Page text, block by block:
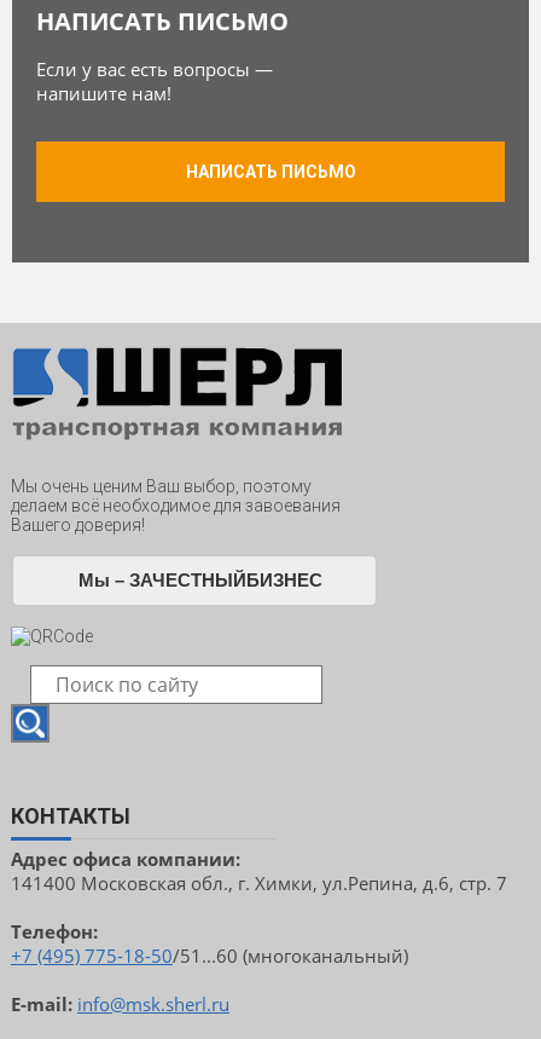
НАПИСАТЬ ПИСЬМО
Если у вас есть вопросы —
напишите нам!
НАПИСАТЬ ПИСЬМО
Мы очень ценим Ваш выбор, поэтому
делаем всё необходимое для завоевания
Вашего доверия!
Мы – ЗАЧЕСТНЫЙБИЗНЕС
КОНТАКТЫ
Адрес офиса компании:
141400 Московская обл., г. Химки, ул.Репина, д.6, стр. 7
Телефон:
+7 (495) 775-18-50/51...60 (многоканальный)
E-mail: info@msk.sherl.ru